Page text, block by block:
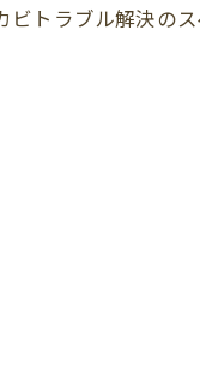
トラブル解決の